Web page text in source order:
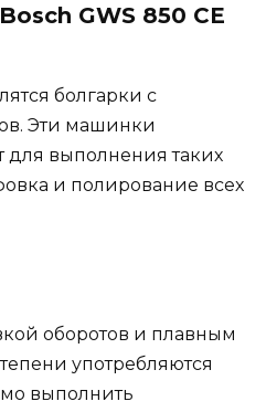
GWS 850 CE
болгарки с
Эти машинки
выполнения таких
и полирование всех
оборотов и плавным
употребляются
выполнить